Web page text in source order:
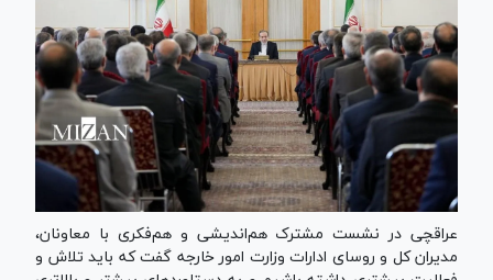
عراقچی در نشست مشترک هم‌اندیشی و هم‌فکری با معاونان،
مدیران کل و روسای ادارات وزارت امور خارجه گفت که باید تلاش و